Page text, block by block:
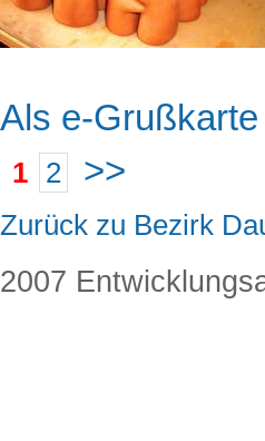
Als e-
1 2 >>
Zurück zu Bezirk
2007